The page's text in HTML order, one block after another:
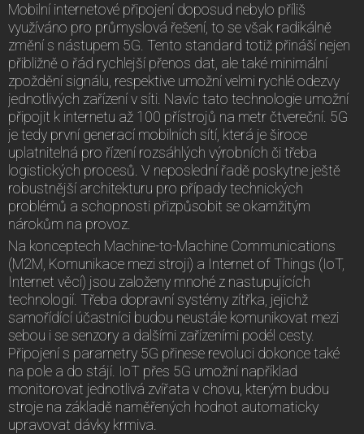
Mobilní internetové připojení doposud nebylo příliš
využíváno pro průmyslová řešení, to se však radikálně
změní s nástupem 5G. Tento standard totiž přináší nejen
přibližně o řád rychlejší přenos dat, ale také minimální
zpoždění signálu, respektive umožní velmi rychlé odezvy
jednotlivých zařízení v síti. Navíc tato technologie umožní
připojit k internetu až 100 přístrojů na metr čtvereční. 5G
je tedy první generací mobilních sítí, která je široce
uplatnitelná pro řízení rozsáhlých výrobních či třeba
logistických procesů. V neposlední řadě poskytne ještě
robustnější architekturu pro případy technických
problémů a schopnosti přizpůsobit se okamžitým
nárokům na provoz.
Na konceptech Machine-to-Machine Communications
(M2M, Komunikace mezi stroji) a Internet of Things (IoT,
Internet věcí) jsou založeny mnohé z nastupujících
technologií. Třeba dopravní systémy zítřka, jejichž
samořídící účastníci budou neustále komunikovat mezi
sebou i se senzory a dalšími zařízeními podél cesty.
Připojení s parametry 5G přinese revoluci dokonce také
na pole a do stájí. IoT přes 5G umožní například
monitorovat jednotlivá zvířata v chovu, kterým budou
stroje na základě naměřených hodnot automaticky
upravovat dávky krmiva.